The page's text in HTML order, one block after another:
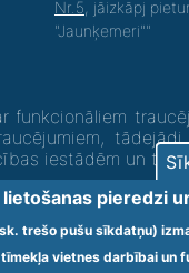
Nr.5 , jāizkāpj
"Jaunķemeri""
iestādēm un to
pieredzi
trešo pušu sīkdatņu)
vietnes darbībai